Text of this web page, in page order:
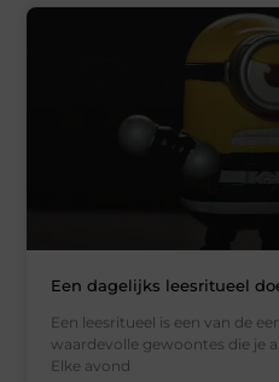
Een dagelijks leesritueel
Een leesritueel is een van de
waardevolle gewoontes die je
Elke avond